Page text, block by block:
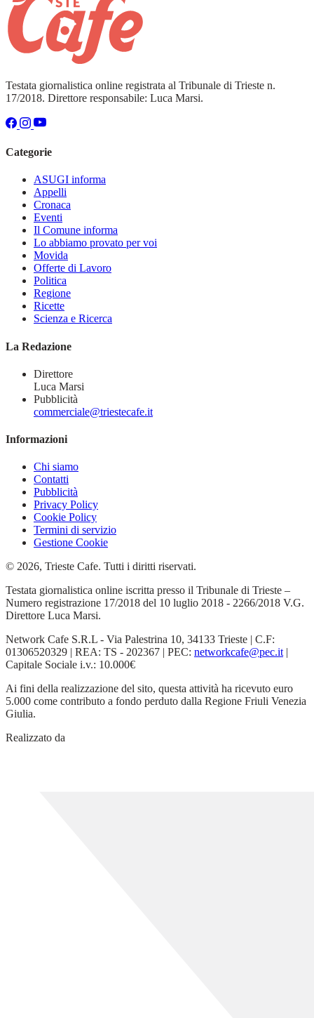
Testata giornalistica online registrata al Tribunale di Trieste n.
17/2018. Direttore responsabile: Luca Marsi.
Categorie
ASUGI informa
Appelli
Cronaca
Eventi
Il Comune informa
Lo abbiamo provato per voi
Movida
Offerte di Lavoro
Politica
Regione
Ricette
Scienza e Ricerca
La Redazione
Direttore
Luca Marsi
Pubblicità
commerciale@triestecafe.it
Informazioni
Chi siamo
Contatti
Pubblicità
Privacy Policy
Cookie Policy
Termini di servizio
Gestione Cookie
© 2026, Trieste Cafe. Tutti i diritti riservati.
Testata giornalistica online iscritta presso il Tribunale di Trieste –
Numero registrazione 17/2018 del 10 luglio 2018 - 2266/2018 V.G.
Direttore Luca Marsi.
Network Cafe S.R.L - Via Palestrina 10, 34133 Trieste | C.F:
01306520329 | REA: TS - 202367 | PEC: networkcafe@pec.it|
Capitale Sociale i.v.: 10.000€
Ai fini della realizzazione del sito, questa attività ha ricevuto euro
5.000 come contributo a fondo perduto dalla Regione Friuli Venezia
Giulia.
Realizzato da